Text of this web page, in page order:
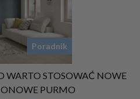
Poradnik
WARTO STOSOWAĆ NOWE
PURMO